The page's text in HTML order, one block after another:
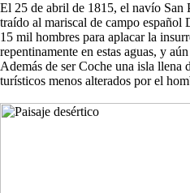
El 25 de abril de 1815, el navío San
traído al mariscal de campo
15 mil hombres para aplacar la
repentinamente en estas aguas, y
Además de ser Coche una isla llena
turísticos menos alterados por el